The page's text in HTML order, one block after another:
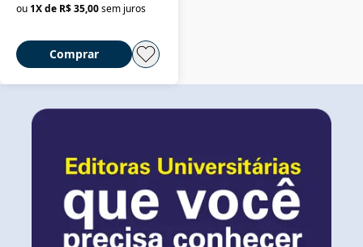
ou1X de R$ 35,00sem juros
Comprar